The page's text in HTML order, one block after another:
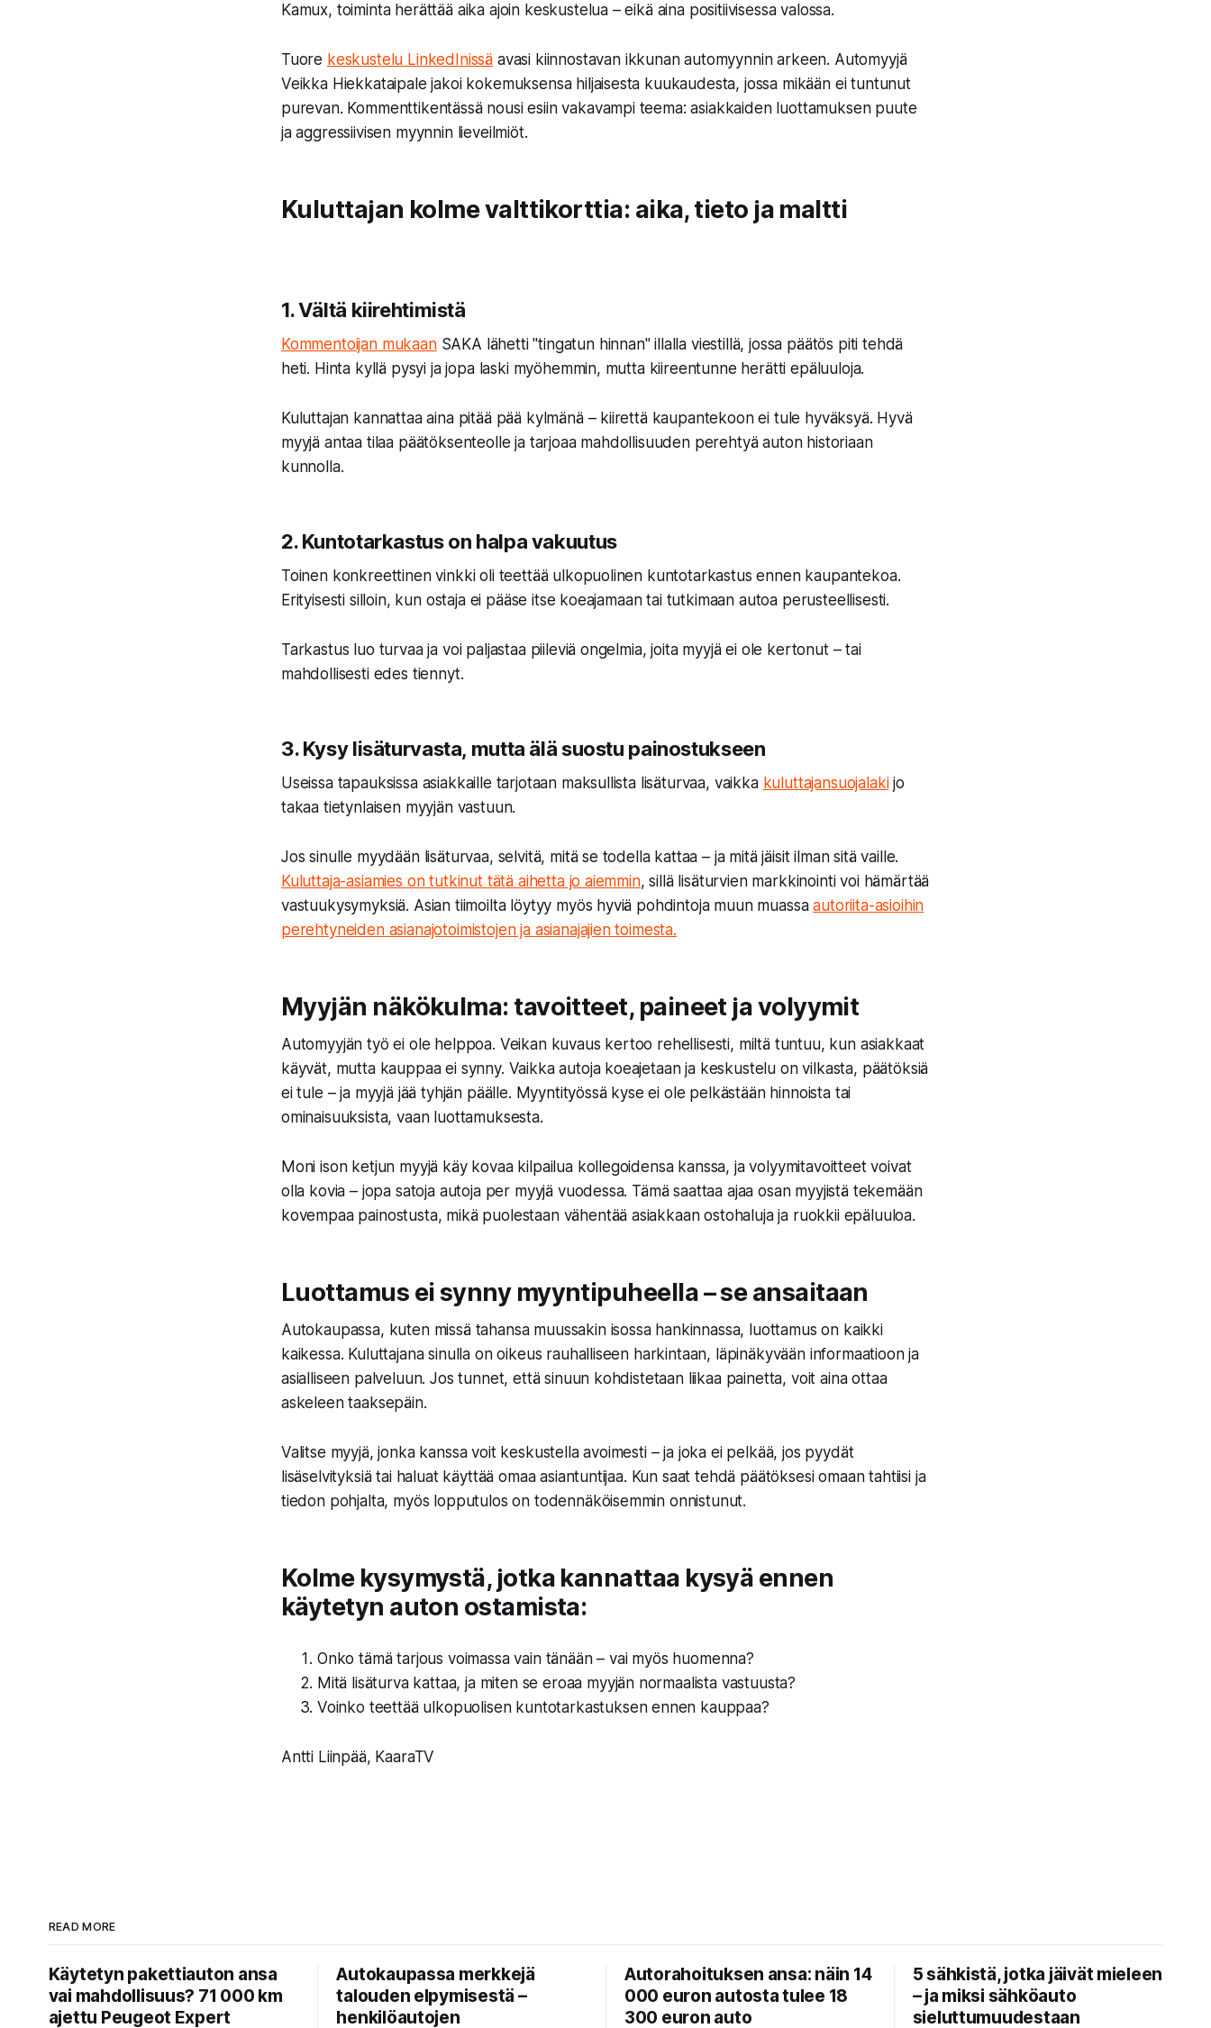
Kamux, toiminta herättää aika ajoin keskustelua – eikä aina positiivisessa valossa.
Tuore keskustelu LinkedInissä avasi kiinnostavan ikkunan automyynnin arkeen. Automyyjä
Veikka Hiekkataipale jakoi kokemuksensa hiljaisesta kuukaudesta, jossa mikään ei tuntunut
purevan. Kommenttikentässä nousi esiin vakavampi teema: asiakkaiden luottamuksen puute
ja aggressiivisen myynnin lieveilmiöt.
Kuluttajan kolme valttikorttia: aika, tieto ja maltti
1. Vältä kiirehtimistä
Kommentoijan mukaanSAKA lähetti "tingatun hinnan" illalla viestillä, jossa päätös piti tehdä
heti. Hinta kyllä pysyi ja jopa laski myöhemmin, mutta kiireentunne herätti epäluuloja.
Kuluttajan kannattaa aina pitää pää kylmänä – kiirettä kaupantekoon ei tule hyväksyä. Hyvä
myyjä antaa tilaa päätöksenteolle ja tarjoaa mahdollisuuden perehtyä auton historiaan
kunnolla.
2. Kuntotarkastus on halpa vakuutus
Toinen konkreettinen vinkki oli teettää ulkopuolinen kuntotarkastus ennen kaupantekoa.
Erityisesti silloin, kun ostaja ei pääse itse koeajamaan tai tutkimaan autoa perusteellisesti.
Tarkastus luo turvaa ja voi paljastaa piileviä ongelmia, joita myyjä ei ole kertonut – tai
mahdollisesti edes tiennyt.
3. Kysy lisäturvasta, mutta älä suostu painostukseen
Useissa tapauksissa asiakkaille tarjotaan maksullista lisäturvaa, vaikka kuluttajansuojalakijo
takaa tietynlaisen myyjän vastuun.
Jos sinulle myydään lisäturvaa, selvitä, mitä se todella kattaa – ja mitä jäisit ilman sitä vaille.
Kuluttaja-asiamies on tutkinut tätä aihetta jo aiemmin, sillä lisäturvien markkinointi voi hämärtää
vastuukysymyksiä. Asian tiimoilta löytyy myös hyviä pohdintoja muun muassaautoriita-asioihin
perehtyneiden asianajotoimistojen ja asianajajien toimesta.
Myyjän näkökulma: tavoitteet, paineet ja volyymit
Automyyjän työ ei ole helppoa. Veikan kuvaus kertoo rehellisesti, miltä tuntuu, kun asiakkaat
käyvät, mutta kauppaa ei synny. Vaikka autoja koeajetaan ja keskustelu on vilkasta, päätöksiä
ei tule – ja myyjä jää tyhjän päälle. Myyntityössä kyse ei ole pelkästään hinnoista tai
ominaisuuksista, vaan luottamuksesta.
Moni ison ketjun myyjä käy kovaa kilpailua kollegoidensa kanssa, ja volyymitavoitteet voivat
olla kovia – jopa satoja autoja per myyjä vuodessa. Tämä saattaa ajaa osan myyjistä tekemään
kovempaa painostusta, mikä puolestaan vähentää asiakkaan ostohaluja ja ruokkii epäluuloa.
Luottamus ei synny myyntipuheella – se ansaitaan
Autokaupassa, kuten missä tahansa muussakin isossa hankinnassa, luottamus on kaikki
kaikessa. Kuluttajana sinulla on oikeus rauhalliseen harkintaan, läpinäkyvään informaatioon ja
asialliseen palveluun. Jos tunnet, että sinuun kohdistetaan liikaa painetta, voit aina ottaa
askeleen taaksepäin.
Valitse myyjä, jonka kanssa voit keskustella avoimesti – ja joka ei pelkää, jos pyydät
lisäselvityksiä tai haluat käyttää omaa asiantuntijaa. Kun saat tehdä päätöksesi omaan tahtiisi ja
tiedon pohjalta, myös lopputulos on todennäköisemmin onnistunut.
Kolme kysymystä, jotka kannattaa kysyä ennen
käytetyn auton ostamista:
Onko tämä tarjous voimassa vain tänään – vai myös huomenna?
Mitä lisäturva kattaa, ja miten se eroaa myyjän normaalista vastuusta?
Voinko teettää ulkopuolisen kuntotarkastuksen ennen kauppaa?
Antti Liinpää, KaaraTV
READ MORE
Käytetyn pakettiauton ansa
vai mahdollisuus? 71 000 km
ajettu Peugeot Expert
Autokaupassa merkkejä
talouden elpymisestä –
henkilöautojen
Autorahoituksen ansa: näin 14
000 euron autosta tulee 18
300 euron auto
5 sähkistä, jotka jäivät mieleen
– ja miksi sähköauto
sieluttumuudestaan